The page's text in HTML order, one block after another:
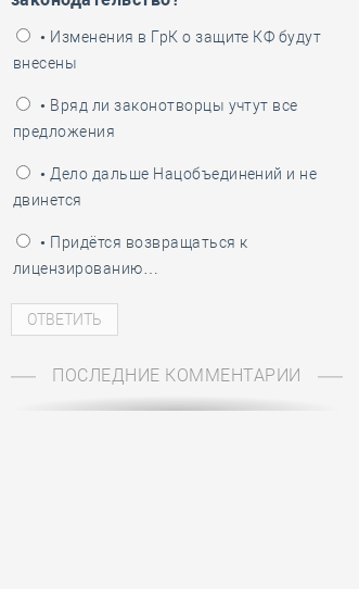
• Изменения в ГрК о защите КФ будут
внесены
• Вряд ли законотворцы учтут все
предложения
• Дело дальше Нацобъединений и не
двинется
• Придётся возвращаться к
лицензированию…
ПОСЛЕДНИЕ КОММЕНТАРИИ